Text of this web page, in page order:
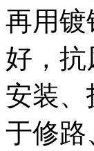
再用镀
好，
安装
于修路